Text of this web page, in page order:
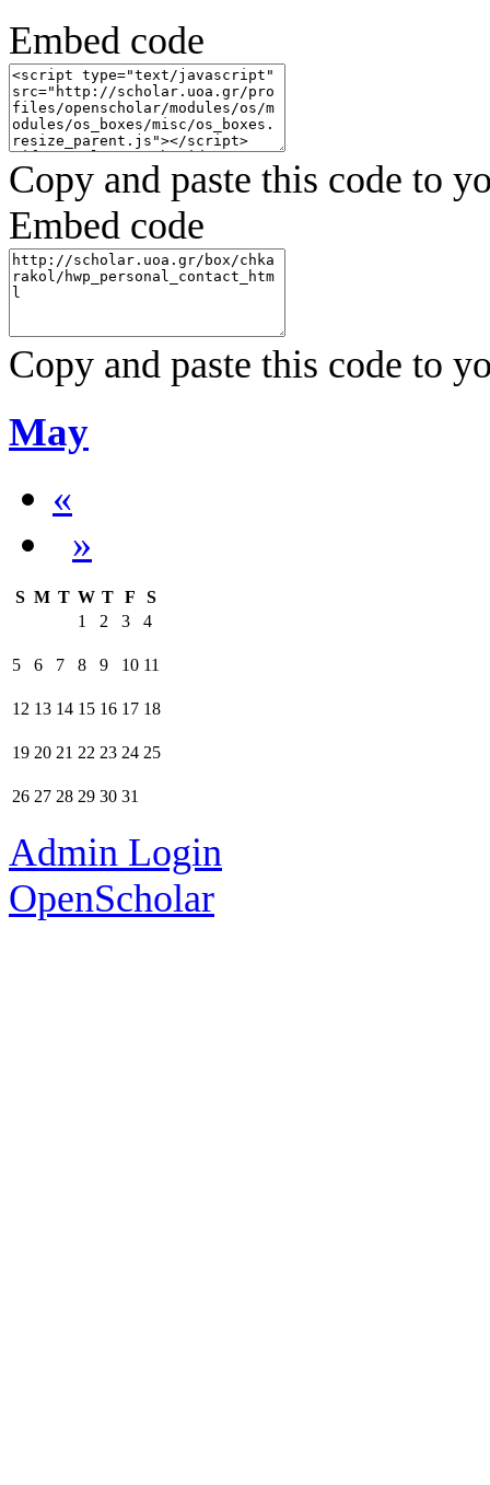
Embed code
Copy and paste this code to
Embed code
Copy and paste this code to
May
«
»
S M T W T F
S
1
2 3 4
5 6 7 8 9 10 11
12 13 14 15 16 17 18
19 20 21 22 23 24 25
26 27 28 29 30 31
Admin Login
OpenScholar